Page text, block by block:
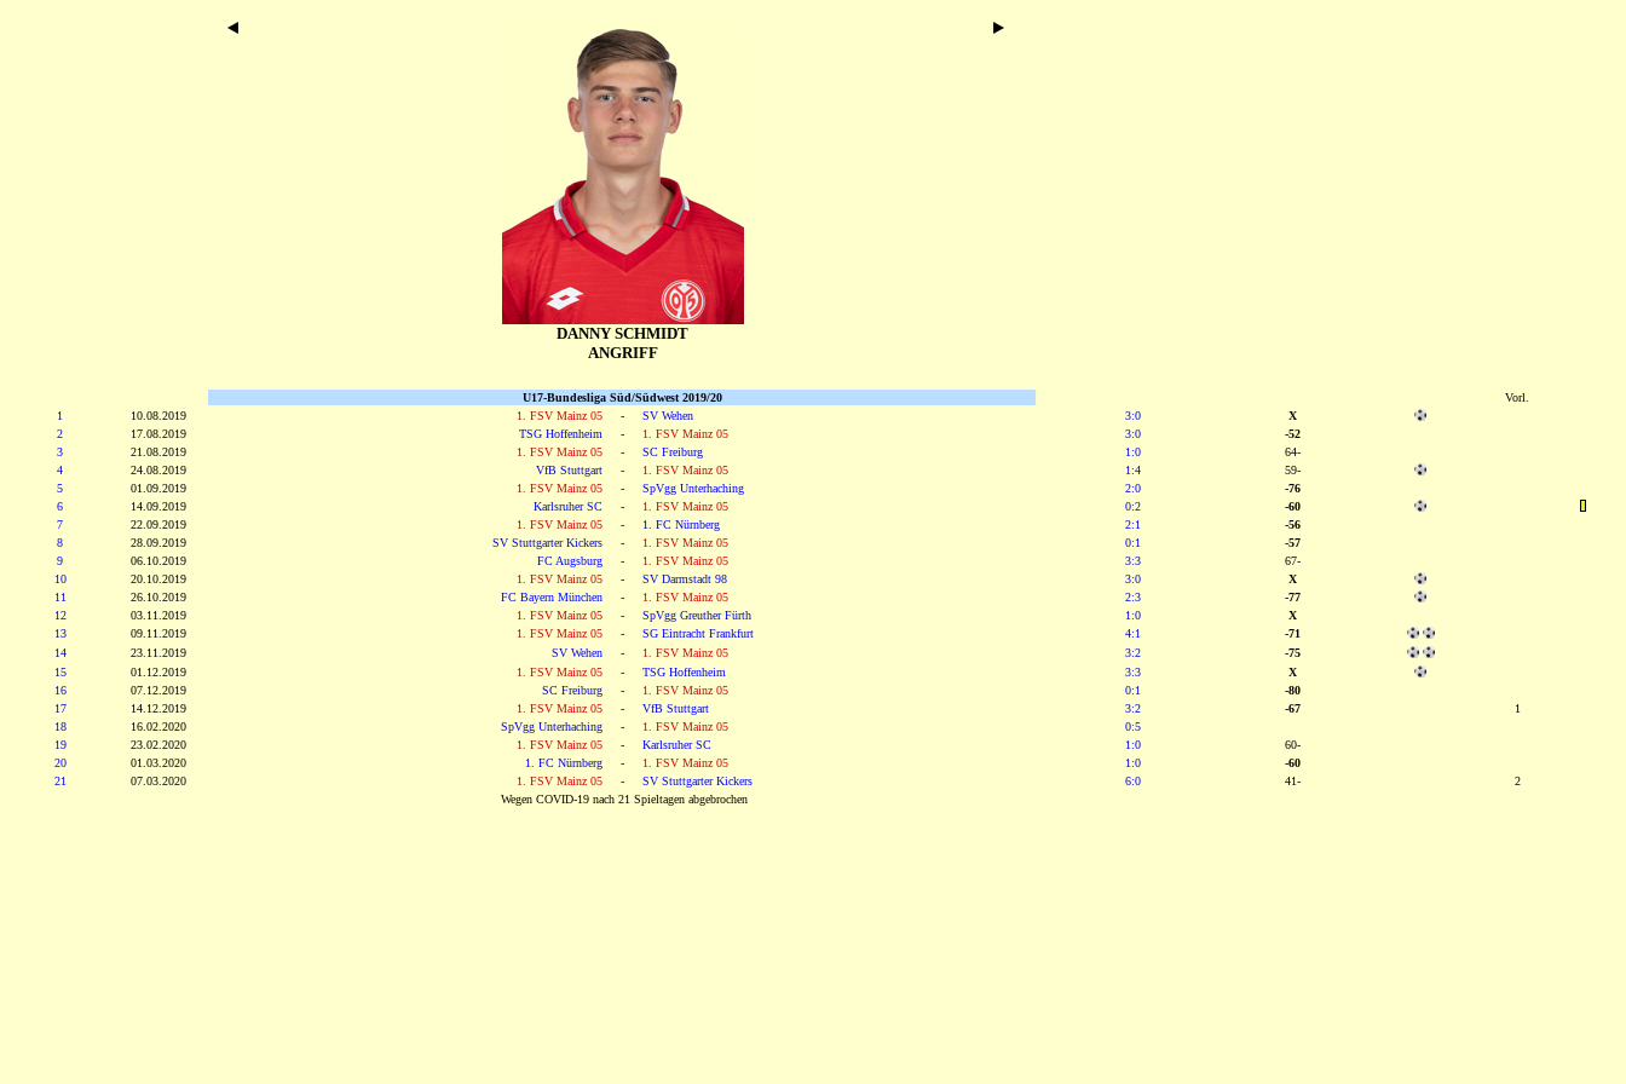
DANNY SCHMIDT
ANGRIFF
U17-Bundesliga Süd/Südwest 2019/20
Vorl.
1
10.08.2019 1. FSV Mainz 05 - SV Wehen 3:0
X
2
17.08.2019 TSG Hoffenheim - 1. FSV Mainz 05 3:0
-52
3
21.08.2019 1. FSV Mainz 05 - SC Freiburg 1:0
64-
4
24.08.2019 VfB Stuttgart - 1. FSV Mainz 05 1:4
59-
5
01.09.2019 1. FSV Mainz 05 - SpVgg Unterhaching 2:0
-76
6
14.09.2019 Karlsruher SC - 1. FSV Mainz 05 0:2
-60
7
22.09.2019 1. FSV Mainz 05 - 1. FC Nürnberg 2:1
-56
8
28.09.2019 SV Stuttgarter Kickers - 1. FSV Mainz 05 0:1
-57
9
06.10.2019 FC Augsburg - 1. FSV Mainz 05 3:3
67-
10
20.10.2019 1. FSV Mainz 05 - SV Darmstadt 98 3:0
X
11
26.10.2019 FC Bayern München - 1. FSV Mainz 05 2:3
-77
12
03.11.2019 1. FSV Mainz 05 - SpVgg Greuther Fürth 1:0
X
13
09.11.2019 1. FSV Mainz 05 - SG Eintracht Frankfurt 4:1
-71
14
23.11.2019 SV Wehen - 1. FSV Mainz 05 3:2
-75
15
01.12.2019 1. FSV Mainz 05 - TSG Hoffenheim 3:3
X
16
07.12.2019 SC Freiburg - 1. FSV Mainz 05 0:1
-80
17
14.12.2019 1. FSV Mainz 05 - VfB Stuttgart 3:2 -67
1
18
16.02.2020 SpVgg Unterhaching - 1. FSV Mainz 05
0:5
19
23.02.2020 1. FSV Mainz 05 - Karlsruher SC 1:0
60-
20
01.03.2020 1. FC Nürnberg - 1. FSV Mainz 05 1:0
-60
21
07.03.2020 1. FSV Mainz 05 - SV Stuttgarter Kickers 6:0 41-
2
Wegen COVID-19 nach 21 Spieltagen abgebrochen